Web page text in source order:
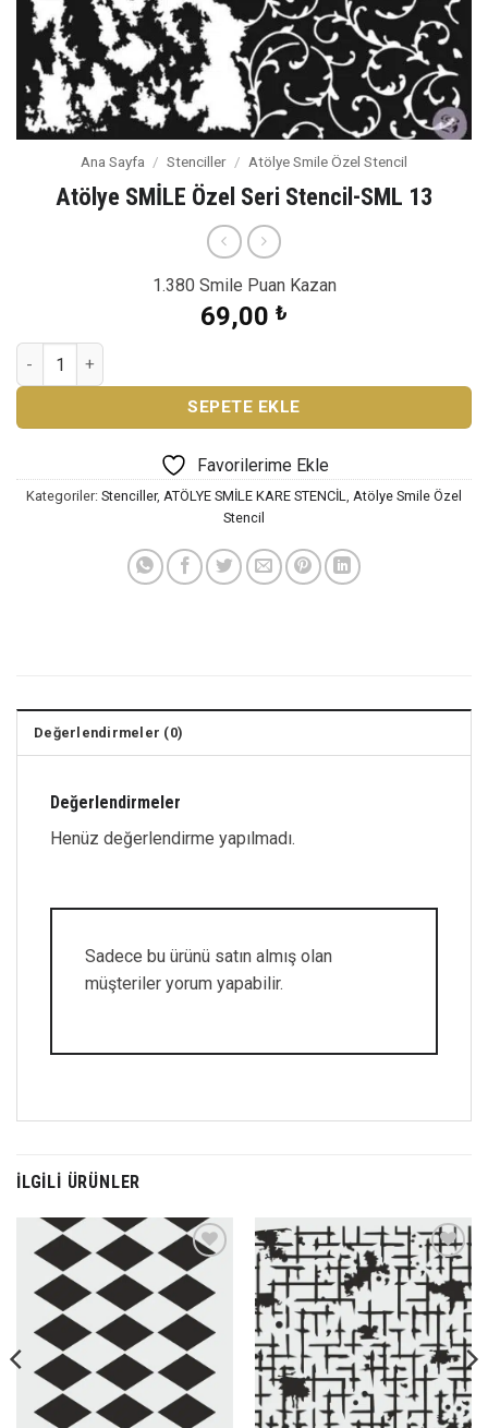
Ana Sayfa / Stenciller / Atölye Smile Özel Stencil
Atölye SMİLE Özel Seri Stencil-SML 13
1.380 Smile Puan Kazan
69,00 ₺
Atölye SMİLE Özel Seri Stencil-SML 13 adet
SEPETE EKLE
Favorilerime Ekle
Kategoriler: Stenciller, ATÖLYE SMİLE KARE STENCİL
Atölye Smile Özel
Stencil
Değerlendirmeler (0)
Değerlendirmeler
Henüz değerlendirme yapılmadı.
Sadece bu ürünü satın almış olan
müşteriler yorum yapabilir.
İLGILI ÜRÜNLER
Favorilerime
Favorilerime
Ekle